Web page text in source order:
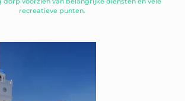
recreatieve punten.